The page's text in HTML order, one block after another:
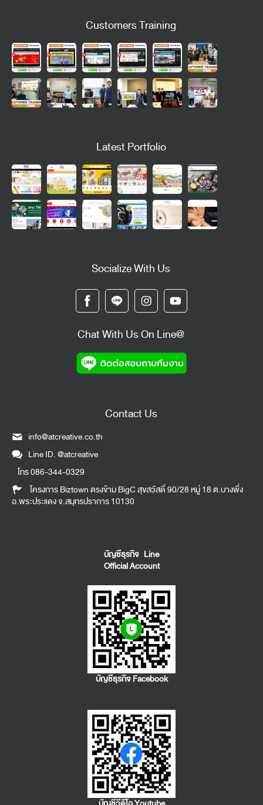
Customers Training
Latest Portfolio
Socialize With Us
Chat With Us On Line@
Contact Us
info@atcreative.co.th
Line ID.@atcreative
โทร086-344-0329
โครงการ Biztown ตรงข้าม BigC สุขสวัสดิ์ 90/28 หมู่ 18 ต.บางพึ่ง
อ.พระประแดง จ.สมุทรปราการ 10130
บัญชีธุรกิจ Line
Official Account
บัญชีธุรกิจ Facebook